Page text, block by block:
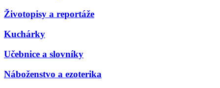
Životopisy a reportáže
Kuchárky
Učebnice a slovníky
Náboženstvo a ezoterika